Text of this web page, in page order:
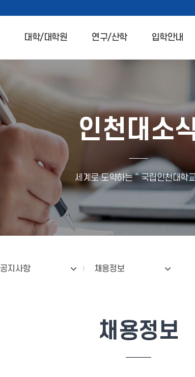
대학/대학원 연구/산학 입학안내
인천대소
세계로 도약하는 “ 국립인천대학
공지사항 채용정보
채용정보